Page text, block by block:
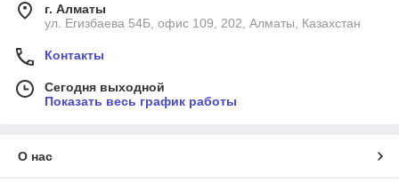
г. Алматы
ул. Егизбаева 54Б, офис 109, 202, Алматы, Казахстан
Контакты
Сегодня выходной
Показать весь график работы
О нас